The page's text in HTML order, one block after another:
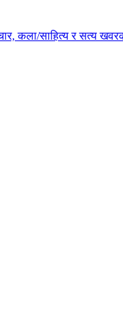
कला/साहित्य र सत्य